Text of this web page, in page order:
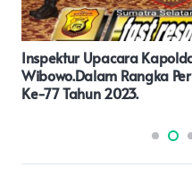
Polri Gelar Kejuaraan
Upaya Asah Bibit Muda